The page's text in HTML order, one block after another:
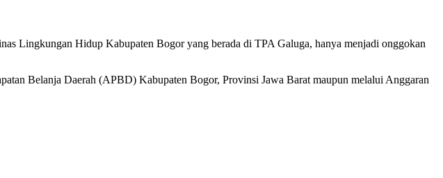
Lingkungan Hidup Kabupaten Bogor yang berada di TPA Galuga, hanya menjadi onggokan
Belanja Daerah (APBD) Kabupaten Bogor, Provinsi Jawa Barat maupun melalui Anggaran